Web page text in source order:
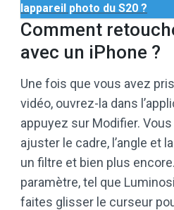
lappareil photo du S20 ?
Comment
avec un iPhone ?
Une fois que vous avez
vidéo, ouvrez-la dans
appuyez sur Modifier.
ajuster le cadre, l’angle et
un filtre et bien plus
paramètre, tel que
faites glisser le curseur